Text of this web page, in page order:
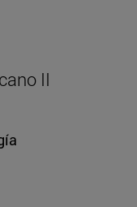
II